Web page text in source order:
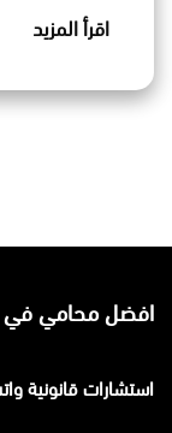
اقرأ المزيد
افضل محامي في
استشارات قانونية